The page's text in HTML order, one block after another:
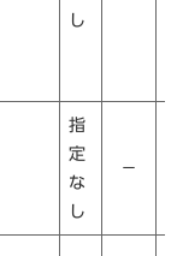
し
指
定
な
し
－